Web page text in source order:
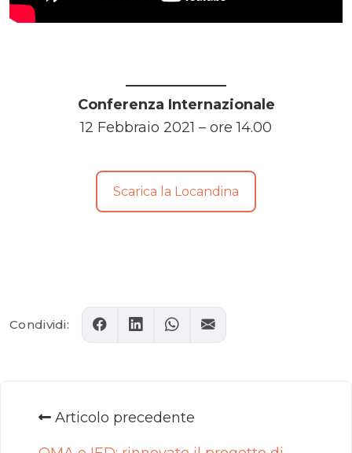
Conferenza Internazionale
12 Febbraio 2021 – ore 14.00
Scarica la Locandina
Condividi:
Articolo precedente